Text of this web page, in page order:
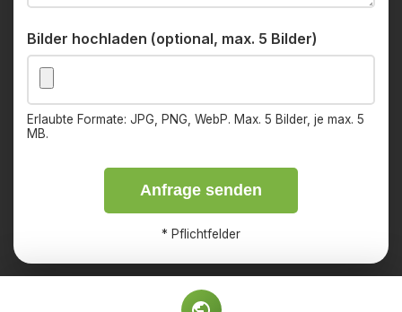
Bilder hochladen (optional, max. 5 Bilder)
Erlaubte Formate: JPG, PNG, WebP. Max. 5 Bilder, je max. 5
MB.
Anfrage senden
* Pflichtfelder